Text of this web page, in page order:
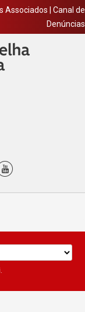
Associados
Canal de
Denúncias